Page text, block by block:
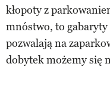
kłopoty z
mnóstwo, to gabaryty
pozwalają na
dobytek możemy się